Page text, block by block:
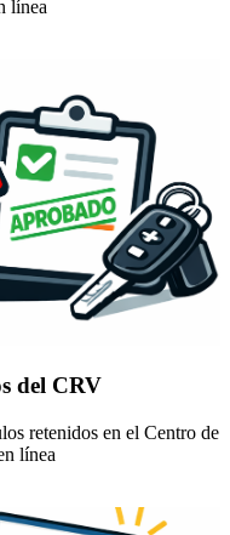
línea
del CRV
retenidos en el Centro de
línea